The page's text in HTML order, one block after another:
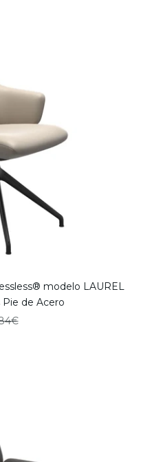
modelo LAUREL
Pie de Acero
oferta
normal